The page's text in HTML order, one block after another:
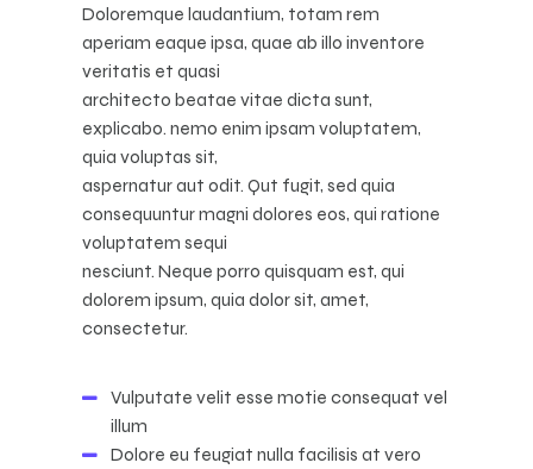
Doloremque laudantium, totam rem
aperiam eaque ipsa, quae ab illo inventore
veritatis et quasi
architecto beatae vitae dicta sunt,
explicabo. nemo enim ipsam voluptatem,
quia voluptas sit,
aspernatur aut odit. Qut fugit, sed quia
consequuntur magni dolores eos, qui ratione
voluptatem sequi
nesciunt. Neque porro quisquam est, qui
dolorem ipsum, quia dolor sit, amet,
consectetur.
Vulputate velit esse motie consequat vel
illum
Dolore eu feugiat nulla facilisis at vero